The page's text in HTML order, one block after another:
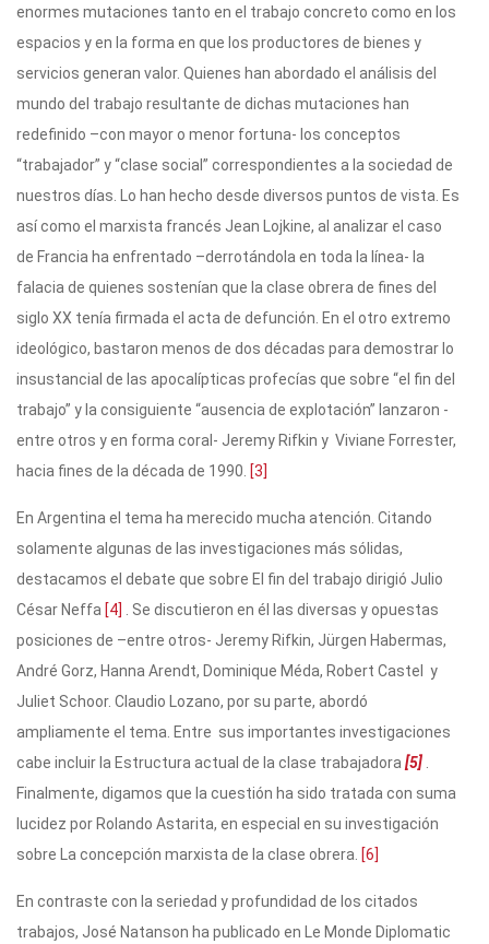
enormes mutaciones tanto en el trabajo concreto como en los
espacios y en la forma en que los productores de bienes y
servicios generan valor. Quienes han abordado el análisis del
mundo del trabajo resultante de dichas mutaciones han
redefinido –con mayor o menor fortuna- los conceptos
“trabajador” y “clase social” correspondientes a la sociedad de
nuestros días. Lo han hecho desde diversos puntos de vista. Es
así como el marxista francés Jean Lojkine, al analizar el caso
de Francia ha enfrentado –derrotándola en toda la línea- la
falacia de quienes sostenían que la clase obrera de fines del
siglo XX tenía firmada el acta de defunción. En el otro extremo
ideológico, bastaron menos de dos décadas para demostrar lo
insustancial de las apocalípticas profecías que sobre “el fin del
trabajo” y la consiguiente “ausencia de explotación” lanzaron -
entre otros y en forma coral- Jeremy Rifkin y Viviane Forrester,
hacia fines de la década de 1990. [3]
En Argentina el tema ha merecido mucha atención. Citando
solamente algunas de las investigaciones más sólidas,
destacamos el debate que sobre El fin del trabajo dirigió Julio
César Neffa [4] . Se discutieron en él las diversas y opuestas
posiciones de –entre otros- Jeremy Rifkin, Jürgen Habermas,
André Gorz, Hanna Arendt, Dominique Méda, Robert Castel y
Juliet Schoor. Claudio Lozano, por su parte, abordó
ampliamente el tema. Entre sus importantes investigaciones
cabe incluir la Estructura actual de la clase trabajadora[5] .
Finalmente, digamos que la cuestión ha sido tratada con suma
lucidez por Rolando Astarita, en especial en su investigación
sobre La concepción marxista de la clase obrera. [6]
En contraste con la seriedad y profundidad de los citados
trabajos, José Natanson ha publicado en Le Monde Diplomatic